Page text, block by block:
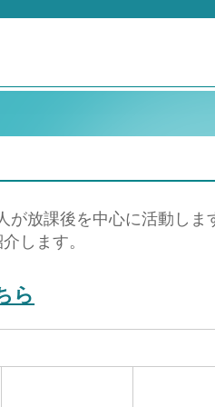
放課後を中心に活動しま
します。
ら